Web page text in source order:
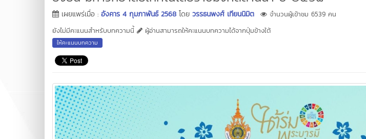
เผยแพร่เมื่อ : อังคาร 4 กุมภาพันธ์ 2568 โดย วรรธนพงศ์ เทียนนิมิต
จำนวนผู้เข้าชม 6539 คน
ยังไม่มีคะแนนสำหรับบทความนี้
ผู้อ่านสามารถให้คะแนนบทความได้จากปุ่มข้างใต้
ให้คะแนนบทความ